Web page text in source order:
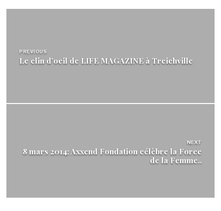
l’article
PREVIOUS
Le clin d’oeil de LIFE MAGAZINE à Treichville
NEXT
8 mars 2014: Axxend Fondation célèbre la Force
de la Femme..